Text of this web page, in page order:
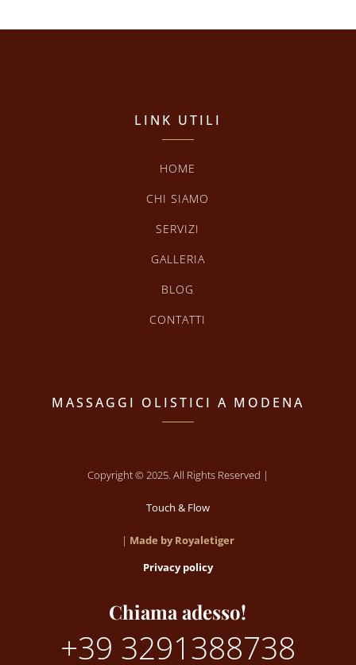
LINK UTILI
HOME
CHI SIAMO
SERVIZI
GALLERIA
BLOG
CONTATTI
MASSAGGI OLISTICI A MODENA
Copyright © 2025. All Rights Reserved |
Touch & Flow
| Made by Royaletiger
Privacy policy
Chiama adesso!
+39 3291388738